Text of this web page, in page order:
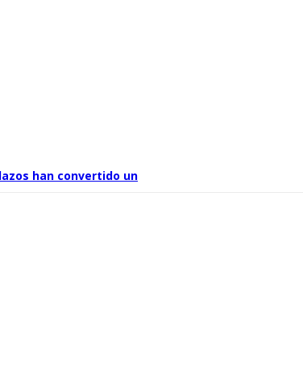
han convertido un